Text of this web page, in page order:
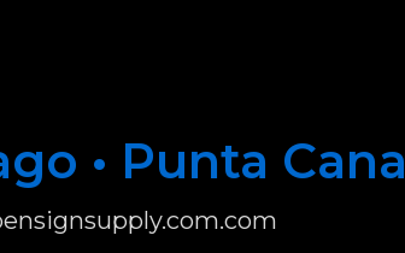
• Punta Cana